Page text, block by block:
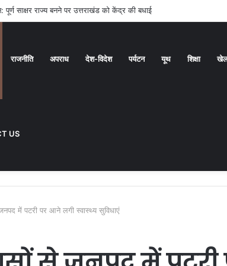
पूर्ण साक्षर राज्य बनने पर उत्तराखंड को केंद्र की बधाई
राजनीति अपराध देश-विदेश पर्यटन यूथ शिक्षा
US
में पटरी पर आने लगी स्वास्थ्य सुविधाएं